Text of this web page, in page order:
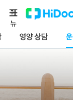
영양 상담
메
뉴